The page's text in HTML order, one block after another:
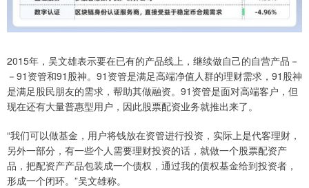
2015年，吴文雄表示要在已有的产品线上，继续做自己的自营产品－
－91资管和91股神。91资管是满足高端净值人群的理财需求，91股神
是满足股民朋友的需求，帮助其做融资。91资管是面对高端客户，但
现在还有大量普惠型用户，因此股票配资业务就推出来了。
“我们可以做基金，用户将钱放在资管进行投资，实际上是代客理财，
另外一部分，有一些个人需要理财投资的话，就做一个股票配资产
品，把配资产产品包装成一个债权，通过我的债权基金给到投资者，
形成一个闭环。”吴文雄称。